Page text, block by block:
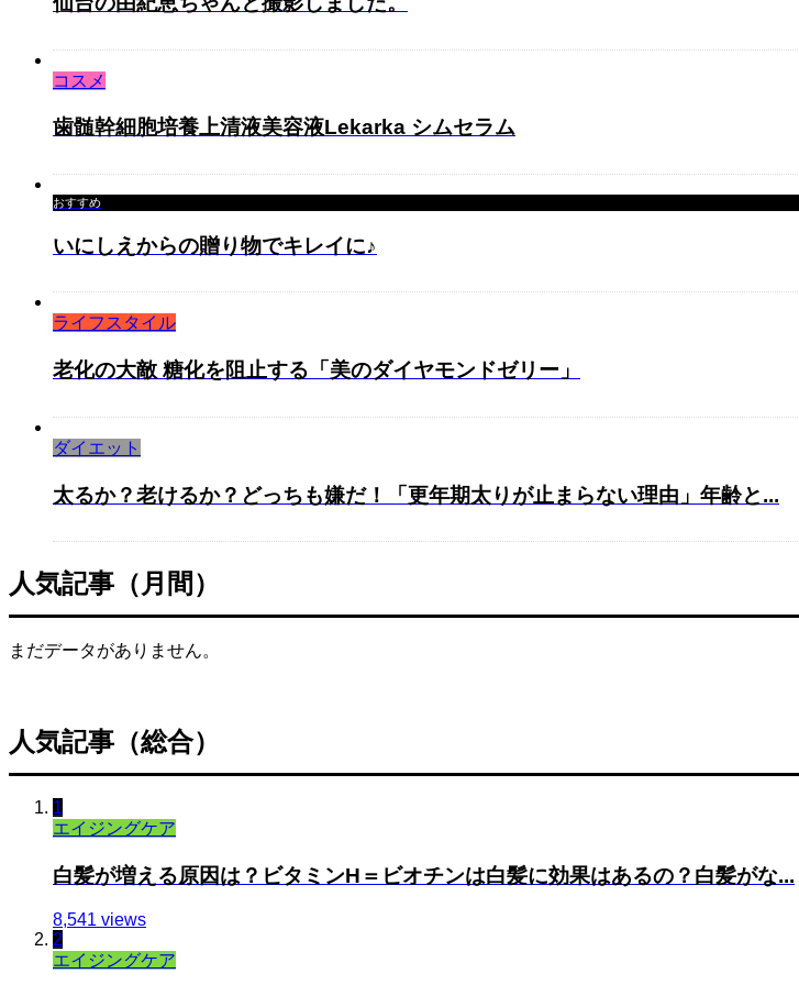
コスメ
歯髄幹細胞培養上清液美容液Lekarka シムセラム
おすすめ
いにしえからの贈り物でキレイに♪
ライフスタイル
老化の大敵 糖化を阻止する「美のダイヤモンドゼリー」
ダイエット
太るか？老けるか？どっちも嫌だ！「更年期太りが止まらない理由」年齢と...
人気記事（月間）
まだデータがありません。
人気記事（総合）
1
エイジングケア
白髪が増える原因は？ビタミンH＝ビオチンは白髪に効果はあるの？白髪がな...
8,541 views
2
エイジングケア